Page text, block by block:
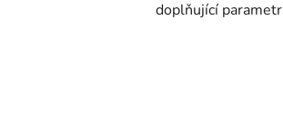
doplňující parametr